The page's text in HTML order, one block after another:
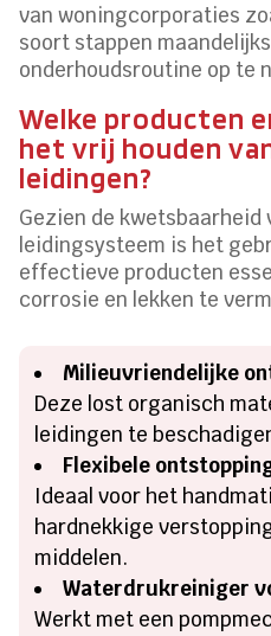
van woningcorporaties
soort stappen
onderhoudsroutine op te
Welke producten
het vrij houden
leidingen?
Gezien de kwetsbaarheid
leidingsysteem is het
effectieve producten
corrosie en lekken te
Milieuvriendelijke
Deze lost organisch
leidingen te
Flexibele
Ideaal voor het
hardnekkige
middelen.
Waterdrukreiniger
Werkt met een